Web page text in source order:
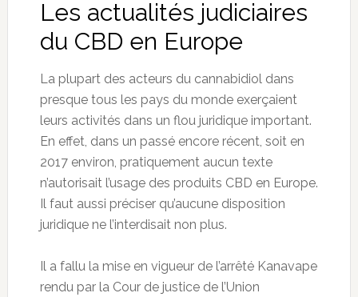
Les actualités judiciaires
du CBD en Europe
La plupart des acteurs du cannabidiol dans
presque tous les pays du monde exerçaient
leurs activités dans un flou juridique important.
En effet, dans un passé encore récent, soit en
2017 environ, pratiquement aucun texte
n’autorisait l’usage des produits CBD en Europe.
Il faut aussi préciser qu’aucune disposition
juridique ne l’interdisait non plus.
Il a fallu la mise en vigueur de l’arrêté Kanavape
rendu par la Cour de justice de l’Union